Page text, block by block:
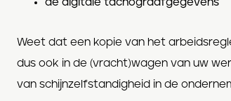
de digitale tachograafgegevens
Weet dat een kopie van het
dus ook in de (vracht)wagen van uw
van schijnzelfstandigheid in de